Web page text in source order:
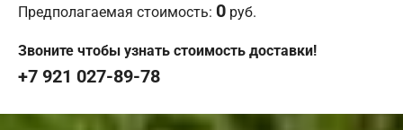
Предполагаемая стоимость: 0 руб.
Звоните чтобы узнать стоимость доставки!
+7 921 027-89-78